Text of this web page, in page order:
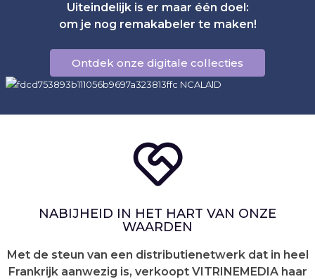
Uiteindelijk is er maar één doel:
om je nog remakabeler te maken!
Ontdek onze digitale collecties
NABIJHEID IN HET HART VAN ONZE
WAARDEN
Met de steun van een distributienetwerk dat in heel
Frankrijk aanwezig is, verkoopt VITRINEMEDIA haar